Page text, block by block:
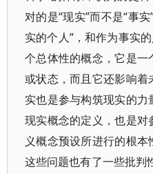
对的是“现实”而不是“事
实的个人”，和作为事实
个总体性的概念，它是
或状态，而且它还影响
实也是参与构筑现实的
现实概念的定义，也是
义概念预设所进行的根
这些问题也有了一些批判